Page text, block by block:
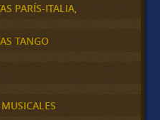
PARÍS-ITALIA,
TANGO